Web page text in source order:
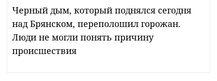
Черный дым, который поднялся сегодня
над Брянском, переполошил горожан.
Люди не могли понять причину
происшествия